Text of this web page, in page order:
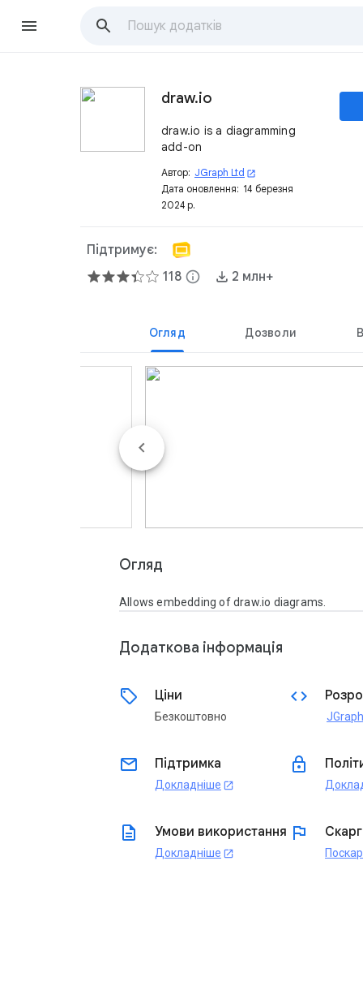
draw.io
draw.io is a diagramming
add-on
Автор: JGraph Ltd open_in_new
Дата оновлення: 14 березня
2024 р.
Підтримує:
118 info 2 млн+
Огляд Дозволи
Огляд
Allows embedding of draw.io diagrams.
Додаткова iнформацiя
sell Ціни
Безкоштовно
code
email Підтримка
Докладніше open_in_new
lock
description Умови використання
Докладніше open_in_new
flag